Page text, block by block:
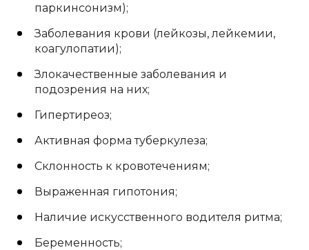
паркинсонизм);
Заболевания крови (лейкозы, лейкемии,
коагулопатии);
Злокачественные заболевания и
подозрения на них;
Гипертиреоз;
Активная форма туберкулеза;
Склонность к кровотечениям;
Выраженная гипотония;
Наличие искусственного водителя ритма;
Беременность;